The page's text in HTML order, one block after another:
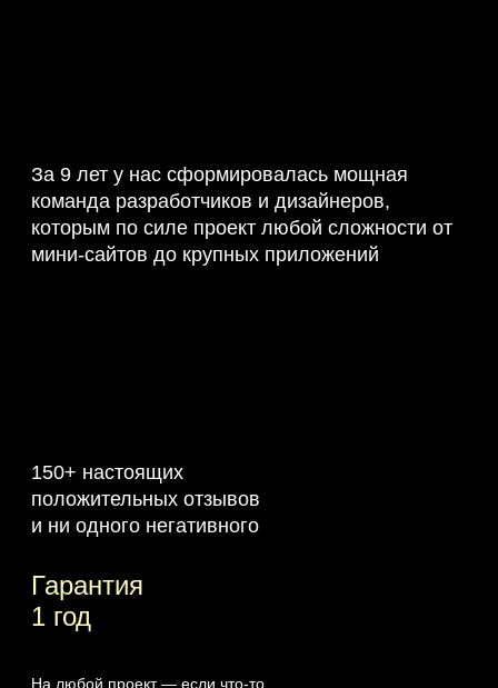
За 9 лет у нас сформировалась мощная
команда разработчиков и дизайнеров,
которым по силе проект любой сложности от
мини-сайтов до крупных приложений
150+ настоящих
положительных отзывов
и ни одного негативного
Гарантия
1 год
На любой проект — если что‑то